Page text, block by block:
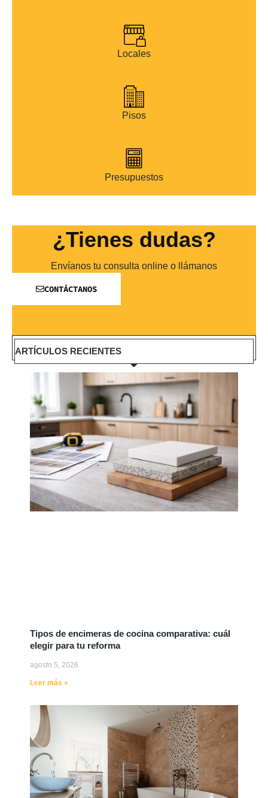
Locales
Pisos
Presupuestos
¿Tienes dudas?
Envíanos tu consulta online o llámanos
CONTÁCTANOS
ARTÍCULOS RECIENTES
Tipos de encimeras de cocina comparativa: cuál
elegir para tu reforma
agosto 5, 2026
Leer más »